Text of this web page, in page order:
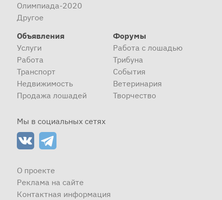
Олимпиада-2020
Другое
Объявления
Услуги
Работа
Транспорт
Недвижимость
Продажа лошадей
Форумы
Работа с лошадью
Трибуна
События
Ветеринария
Творчество
Мы в социальных сетях
О проекте
Реклама на сайте
Контактная информация